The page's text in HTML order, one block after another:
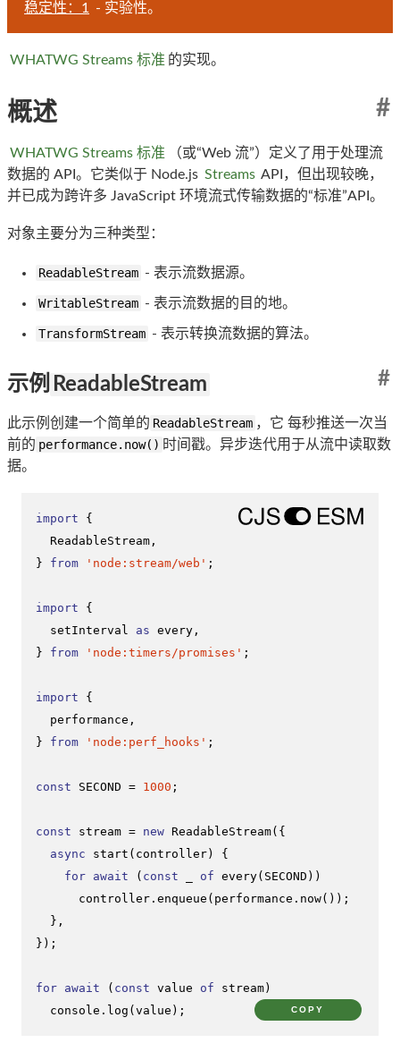
稳定性：1 - 实验性。
WHATWG Streams 标准 的实现。
概述 #
WHATWG Streams 标准
（或“Web 流”）定义了用于处理流
数据的 API。它类似于 Node.js Streams API，但出现较晚，
并已成为跨许多 JavaScript 环境流式传输数据的“标准”API。
对象主要分为三种类型：
ReadableStream - 表示流数据源。
WritableStream - 表示流数据的目的地。
TransformStream - 表示转换流数据的算法。
示例 ReadableStream #
此示例创建一个简单的 ReadableStream ，它 每秒推送一次当
前的 performance.now() 时间戳。异步迭代用于从流中读取数
据。
import {
ReadableStream ,
} from 'node:stream/web' ;
import {
setInterval
as every,
} from 'node:timers/promises' ;
import {
  performance,
} from 'node:perf_hooks' ;
const SECOND = 1000 ;
const stream = new ReadableStream({
async
start ( controller) {
for await ( const of every( SECOND ))
      controller.
enqueue (performance. now());
  },
});
for await ( const value of stream)
console . log (value); COPY